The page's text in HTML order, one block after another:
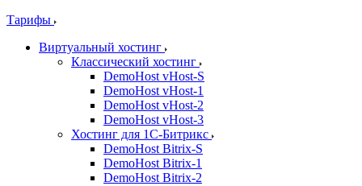
Тарифы
Виртуальный хостинг
Классический хостинг
DemoHost vHost-S
DemoHost vHost-1
DemoHost vHost-2
DemoHost vHost-3
Хостинг для 1С-Битрикс
DemoHost Bitrix-S
DemoHost Bitrix-1
DemoHost Bitrix-2